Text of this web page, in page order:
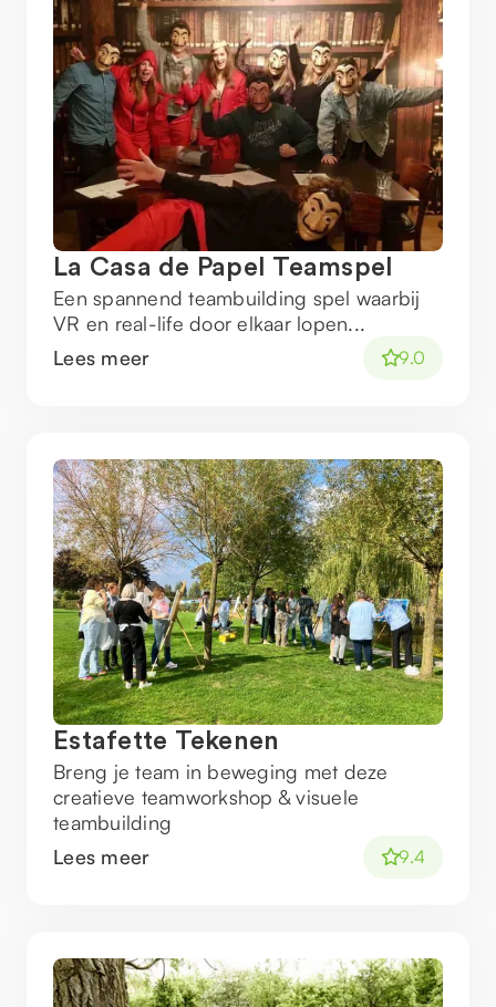
La Casa de Papel Teamspel
Een spannend teambuilding spel waarbij
VR en real-life door elkaar lopen...
Lees meer
9.0
Estafette Tekenen
Breng je team in beweging met deze
creatieve teamworkshop & visuele
teambuilding
Lees meer
9.4